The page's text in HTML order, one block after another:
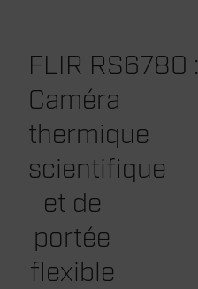
FLIR RS6780 :
Caméra
thermique
scientifique
et de
portée
flexible